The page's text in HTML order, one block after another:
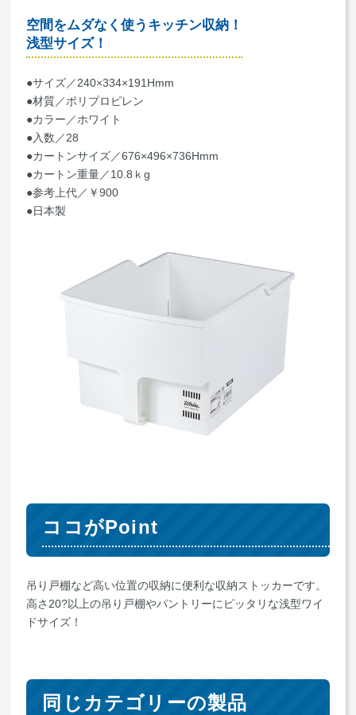
空間をムダなく使うキッチン収納！
浅型サイズ！
●サイズ／240×334×191Hmm
●材質／ポリプロピレン
●カラー／ホワイト
●入数／28
●カートンサイズ／676×496×736Hmm
●カートン重量／10.8ｋg
●参考上代／￥900
●日本製
ココがPoint
吊り戸棚など高い位置の収納に便利な収納ストッカーです。
高さ20?以上の吊り戸棚やパントリーにピッタリな浅型ワイ
ドサイズ！
同じカテゴリーの製品